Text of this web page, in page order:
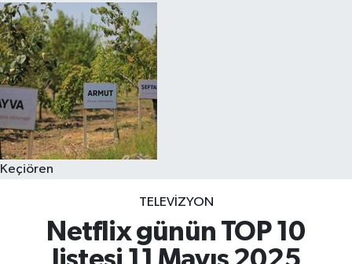
Keçiören
TELEVIZYON
Netflix günün TOP 10